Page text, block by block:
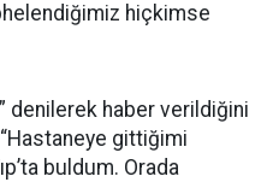
hiçkimse
denilerek haber verildiğini
gittiğimi
buldum. Orada